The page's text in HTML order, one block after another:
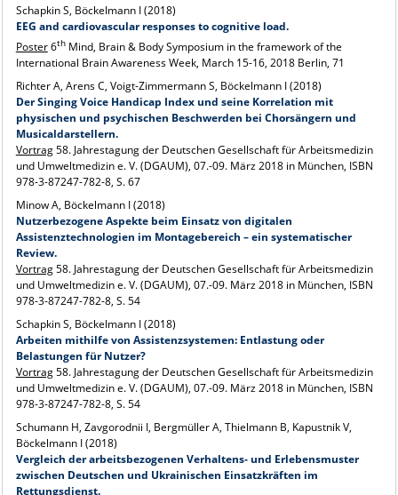
Schapkin S, Böckelmann I (2018)
EEG and cardiovascular responses to cognitive load.
Poster6thMind, Brain & Body Symposium in the framework of the
International Brain Awareness Week, March 15-16, 2018 Berlin, 71
Richter A, Arens C, Voigt-Zimmermann S, Böckelmann I (2018)
Der Singing Voice Handicap Index und seine Korrelation mit
physischen und psychischen Beschwerden bei Chorsängern und
Musicaldarstellern.
Vortrag58. Jahrestagung der Deutschen Gesellschaft für Arbeitsmedizin
und Umweltmedizin e. V. (DGAUM), 07.-09. März 2018 in München, ISBN
978-3-87247-782-8, S. 67
Minow A, Böckelmann I (2018)
Nutzerbezogene Aspekte beim Einsatz von digitalen
Assistenztechnologien im Montagebereich – ein systematischer
Review.
Vortrag58. Jahrestagung der Deutschen Gesellschaft für Arbeitsmedizin
und Umweltmedizin e. V. (DGAUM), 07.-09. März 2018 in München, ISBN
978-3-87247-782-8, S. 54
Schapkin S, Böckelmann I (2018)
Arbeiten mithilfe von Assistenzsystemen: Entlastung oder
Belastungen für Nutzer?
Vortrag58. Jahrestagung der Deutschen Gesellschaft für Arbeitsmedizin
und Umweltmedizin e. V. (DGAUM), 07.-09. März 2018 in München, ISBN
978-3-87247-782-8, S. 54
Schumann H, Zavgorodnii I, Bergmüller A, Thielmann B, Kapustnik V,
Böckelmann I (2018)
Vergleich der arbeitsbezogenen Verhaltens- und Erlebensmuster
zwischen Deutschen und Ukrainischen Einsatzkräften im
Rettungsdienst.